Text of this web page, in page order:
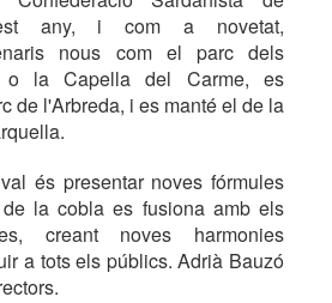
any, i com a novetat,
nous com el parc dels
o la Capella del Carme, es
de l'Arbreda, i es manté el de la
és presentar noves fórmules
la cobla es fusiona amb els
creant noves harmonies
a tots els públics. Adrià Bauzó